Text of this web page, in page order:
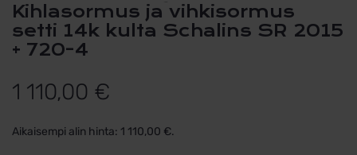
Kihlasormus ja vihkisormus
setti 14k kulta Schalins SR 2015
+ 720-4
1 110,00 €
Aikaisempi alin hinta: 1 110,00 €.